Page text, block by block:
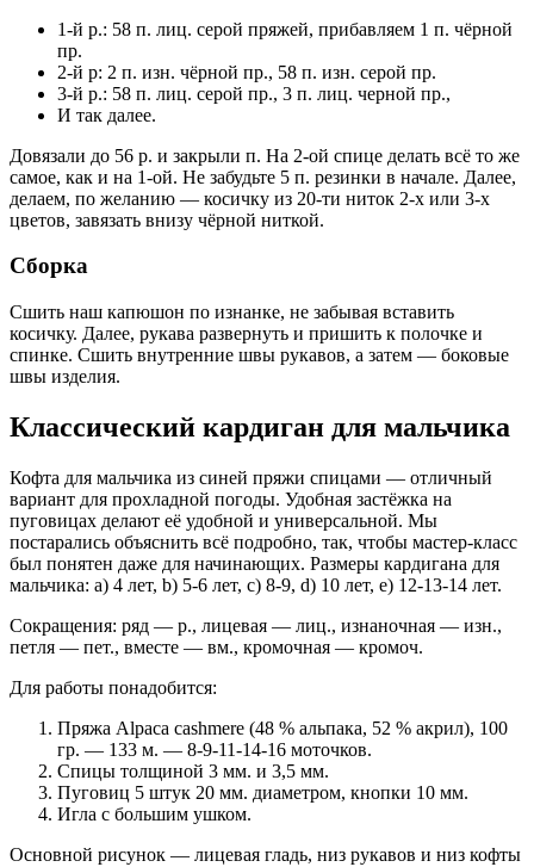
1-й р.: 58 п. лиц. серой пряжей, прибавляем 1 п. чёрной
пр.
2-й р: 2 п. изн. чёрной пр., 58 п. изн. серой пр.
3-й р.: 58 п. лиц. серой пр., 3 п. лиц. черной пр.,
И так далее.
Довязали до 56 р. и закрыли п. На 2-ой спице делать всё то же
самое, как и на 1-ой. Не забудьте 5 п. резинки в начале. Далее,
делаем, по желанию — косичку из 20-ти ниток 2-х или 3-х
цветов, завязать внизу чёрной ниткой.
Сборка
Сшить наш капюшон по изнанке, не забывая вставить
косичку. Далее, рукава развернуть и пришить к полочке и
спинке. Сшить внутренние швы рукавов, а затем — боковые
швы изделия.
Классический кардиган для мальчика
Кофта для мальчика из синей пряжи спицами — отличный
вариант для прохладной погоды. Удобная застёжка на
пуговицах делают её удобной и универсальной. Мы
постарались объяснить всё подробно, так, чтобы мастер-класс
был понятен даже для начинающих. Размеры кардигана для
мальчика: a) 4 лет, b) 5-6 лет, c) 8-9, d) 10 лет, e) 12-13-14 лет.
Сокращения: ряд — р., лицевая — лиц., изнаночная — изн.,
петля — пет., вместе — вм., кромочная — кромоч.
Для работы понадобится:
Пряжа Alpaca cashmere (48 % альпака, 52 % акрил), 100
гр. — 133 м. — 8-9-11-14-16 моточков.
Спицы толщиной 3 мм. и 3,5 мм.
Пуговиц 5 штук 20 мм. диаметром, кнопки 10 мм.
Игла с большим ушком.
Основной рисунок — лицевая гладь, низ рукавов и низ кофты